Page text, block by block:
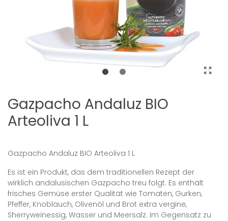
Gazpacho Andaluz BIO
Arteoliva 1 L
Gazpacho Andaluz BIO Arteoliva 1 L
Es ist ein Produkt, das dem traditionellen Rezept der
wirklich andalusischen Gazpacho treu folgt. Es enthält
frisches Gemüse erster Qualität wie Tomaten, Gurken,
Pfeffer, Knoblauch, Olivenöl und Brot extra vergine,
Sherryweinessig, Wasser und Meersalz. Im Gegensatz zu